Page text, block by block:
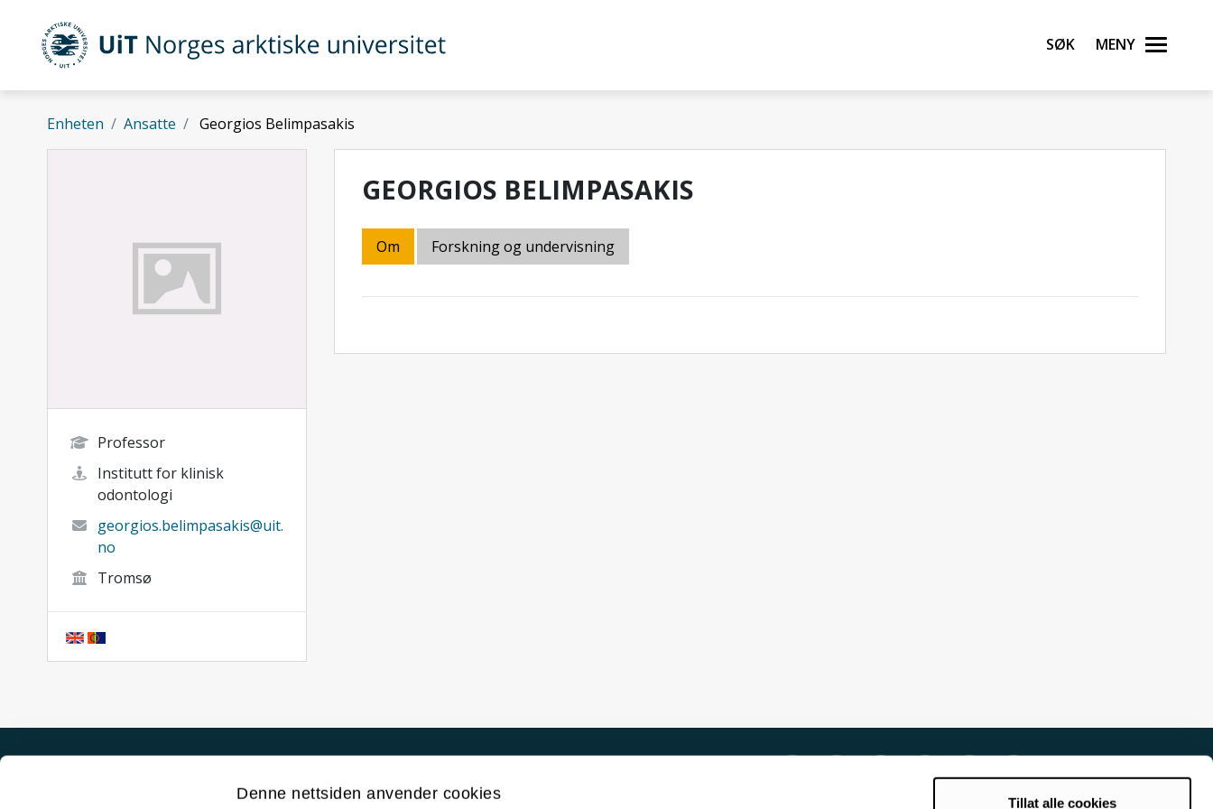
Denne nettsiden anvender cookies
Tillat alle cookies
Gå til hovedinnhold
UiT Norges arktiske universitet Søk Meny
Enheten Ansatte Georgios Belimpasakis
Professor
Institutt for klinisk
odontologi
georgios.belimpasakis@uit.
no
Tromsø
GEORGIOS BELIMPASAKIS
Om Forskning og undervisning
For media